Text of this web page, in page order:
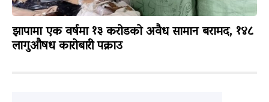
झापामा एक वर्षमा १३ करोडको अवैध सामान बरामद, १४८
लागुऔषध कारोबारी पक्राउ